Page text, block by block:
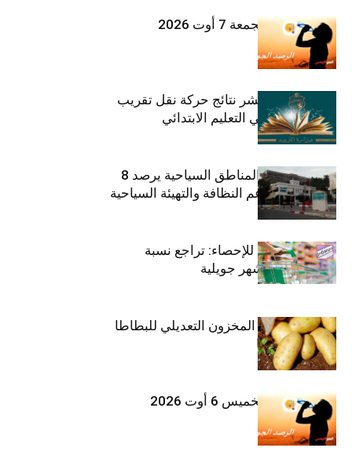
طقس اليوم الجمعة 7 أوت 2026
وزارة التربية تنشر نتائج حركة نقل تقريب
الأزواج لمدرّسي التعليم الابتدائي
صندوق حماية المناطق السياحية يرصد 8
مليون دينار لدعم النظافة والتهيئة السياحية
المعهد الوطني للإحصاء: تراجع نسبة
التضخم خلال شهر جويلية
وزارة الفلاحة : المخزون التعديلي للبطاطا
بلغ 12392 طنا
طقس اليوم الخميس 6 أوت 2026